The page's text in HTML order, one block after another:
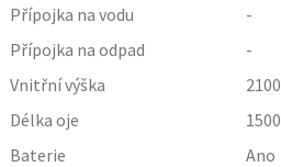
Přípojka na vodu
-
Přípojka na odpad
-
Vnitřní výška
2100
Délka oje
1500
Baterie
Ano